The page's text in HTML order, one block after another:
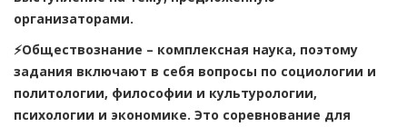
организаторами.
⚡️Обществознание – комплексная наука, поэтому
задания включают в себя вопросы по социологии и
политологии, философии и культурологии,
психологии и экономике. Это соревнование для